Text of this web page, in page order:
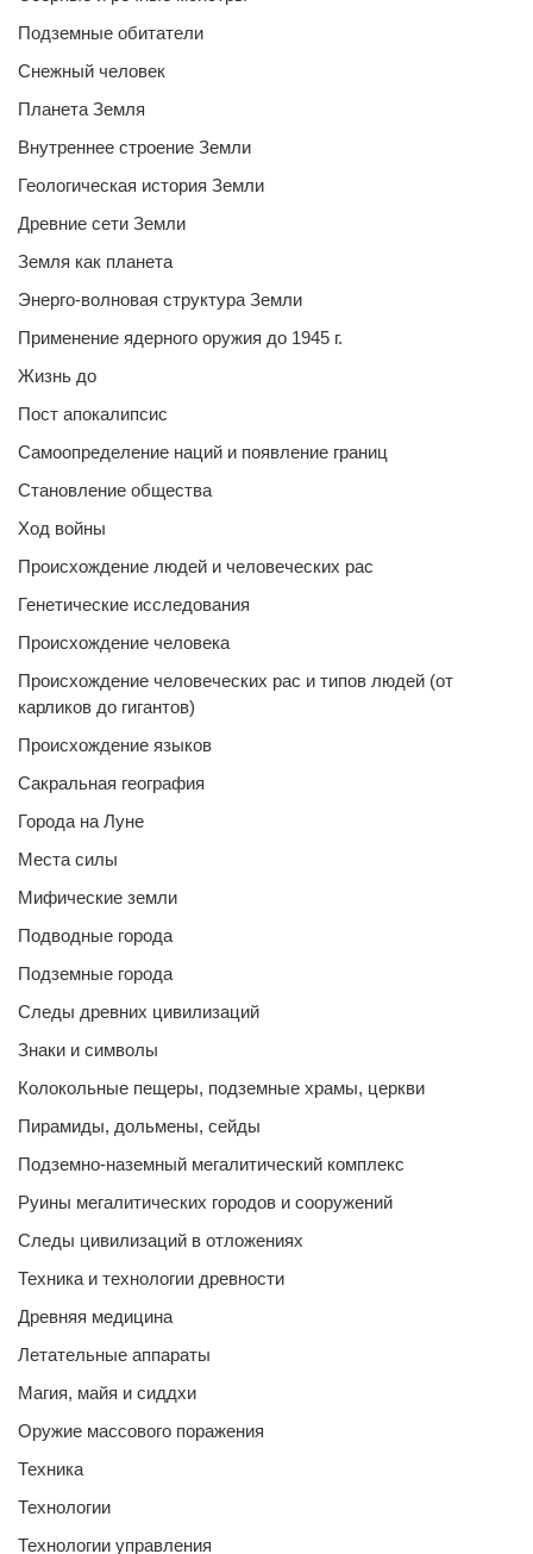
Подземные обитатели
Снежный человек
Планета Земля
Внутреннее строение Земли
Геологическая история Земли
Древние сети Земли
Земля как планета
Энерго-волновая структура Земли
Применение ядерного оружия до 1945 г.
Жизнь до
Пост апокалипсис
Самоопределение наций и появление границ
Становление общества
Ход войны
Происхождение людей и человеческих рас
Генетические исследования
Происхождение человека
Происхождение человеческих рас и типов людей (от
карликов до гигантов)
Происхождение языков
Сакральная география
Города на Луне
Места силы
Мифические земли
Подводные города
Подземные города
Следы древних цивилизаций
Знаки и символы
Колокольные пещеры, подземные храмы, церкви
Пирамиды, дольмены, сейды
Подземно-наземный мегалитический комплекс
Руины мегалитических городов и сооружений
Следы цивилизаций в отложениях
Техника и технологии древности
Древняя медицина
Летательные аппараты
Магия, майя и сиддхи
Оружие массового поражения
Техника
Технологии
Технологии управления